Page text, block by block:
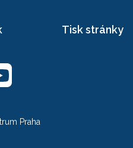
Tisk stránky
Praha